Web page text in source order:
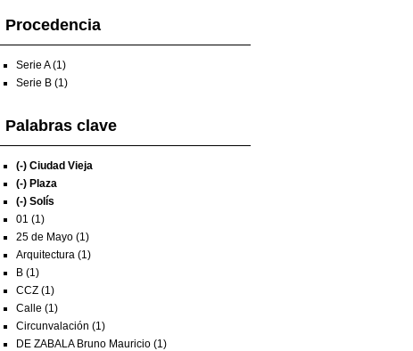
Procedencia
Serie A (1)
Serie B (1)
Palabras clave
(-) Ciudad Vieja
(-) Plaza
(-) Solís
01 (1)
25 de Mayo (1)
Arquitectura (1)
B (1)
CCZ (1)
Calle (1)
Circunvalación (1)
DE ZABALA Bruno Mauricio (1)